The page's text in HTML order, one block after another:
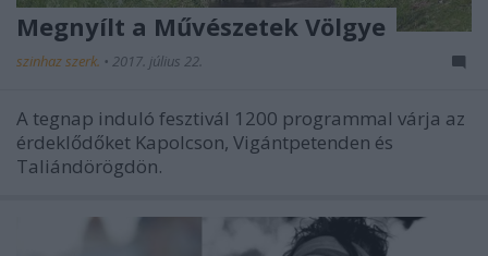
Megnyílt a Művészetek Völgye
szinhaz szerk. • 2017. július 22.
A tegnap induló fesztivál 1200 programmal várja az
érdeklődőket Kapolcson, Vigántpetenden és
Taliándörögdön.